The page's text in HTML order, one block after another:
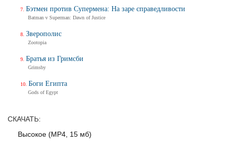
Тизер-трейлер (на русском)
СКАЧАТЬ:
Высокое (MP4, 15 мб)
Бэтмен против Супермена: На заре справедливости
Batman v Superman: Dawn of Justice
Зверополис
Zootopia
Братья из Гримсби
Grimsby
Боги Египта
Gods of Egypt